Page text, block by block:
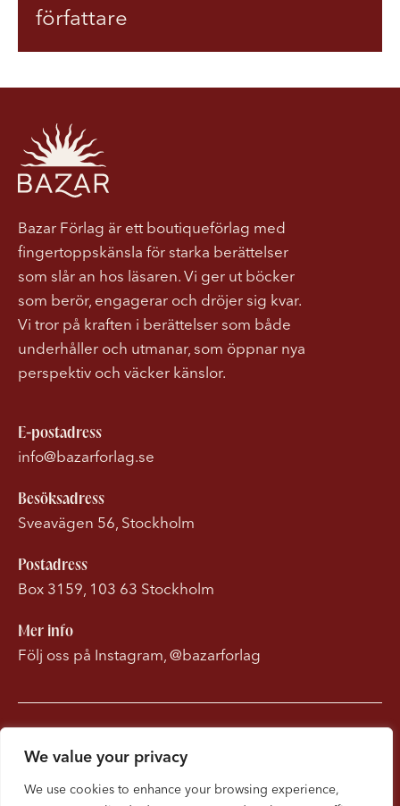
We value your privacy
We use cookies to enhance your browsing experience,
författare
Bazar Förlag är ett boutiqueförlag med
fingertoppskänsla för starka berättelser
som slår an hos läsaren. Vi ger ut böcker
som berör, engagerar och dröjer sig kvar.
Vi tror på kraften i berättelser som både
underhåller och utmanar, som öppnar nya
perspektiv och väcker känslor.
E-postadress
info@bazarforlag.se
Besöksadress
Sveavägen 56, Stockholm
Postadress
Box 3159, 103 63 Stockholm
Mer info
Följ oss på Instagram, @bazarforlag
Om Bonnierförlagen
Cookies